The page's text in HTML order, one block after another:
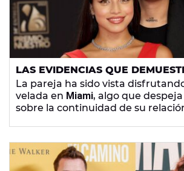
LAS EVIDENCIAS QUE
EMILIA Y DUKI SIGUEN JUNTOS
La pareja ha sido vista
velada en Miami, algo que
sobre la continuidad de su